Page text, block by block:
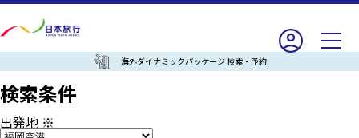
海外ダイナミックパッケージ 検索・予約
検索条件
出発地 ※